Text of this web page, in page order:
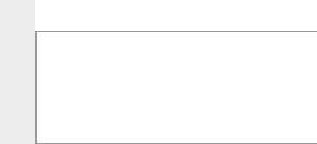
オフセット印刷に近い品
コピー機やレーザープリンター